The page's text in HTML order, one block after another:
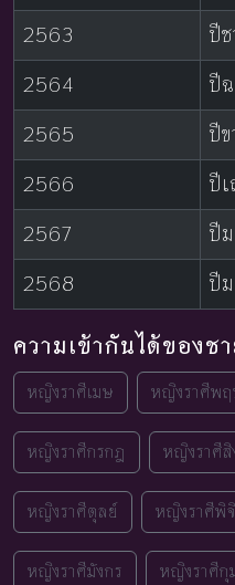
2563
ปี
2564
ปี
2565
ปี
2566
ปีเ
2567
ปีม
2568
ปี
ความเข้ากันได้ของช
หญิงราศีเมษ หญิงราศีพ
หญิงราศีกรกฎ หญิงราศีสิ
หญิงราศีตุลย์ หญิงราศีพิ
หญิงราศีมังกร หญิงราศีกุ